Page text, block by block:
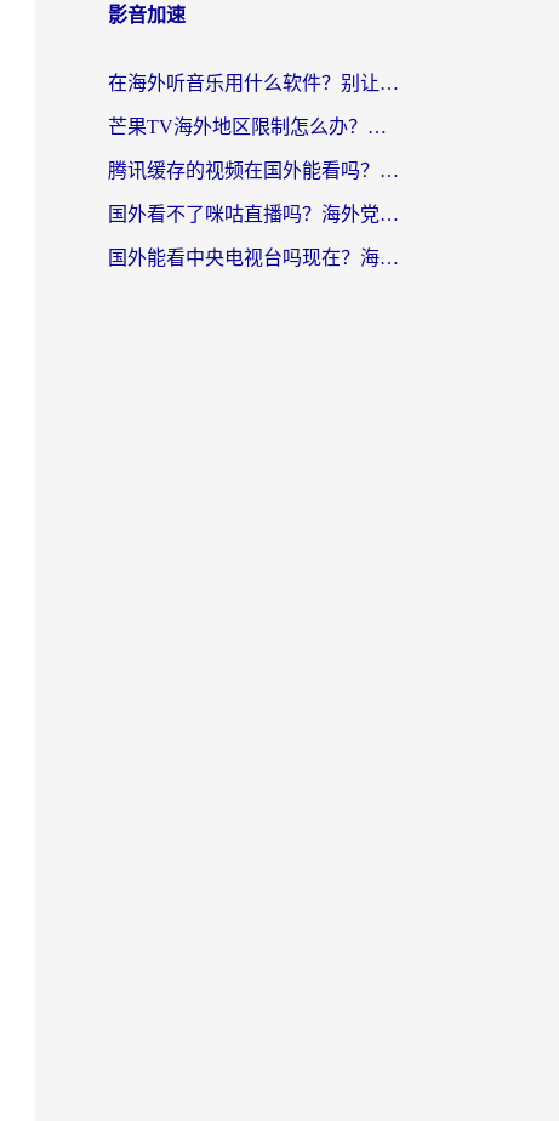
影音加速
在海外听音乐用什么软件？别让地域限制断了你的华语歌单
芒果TV海外地区限制怎么办？海外党追剧看片的实用加速器选择指南
腾讯缓存的视频在国外能看吗？海外党追剧看片的终极解决方案
国外看不了咪咕直播吗？海外党追剧看片的加速器选择指南
国外能看中央电视台吗现在？海外党追剧看央视的实用指南